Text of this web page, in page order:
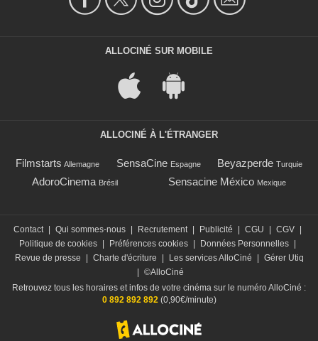
ALLOCINÉ SUR MOBILE
ALLOCINÉ À L'ÉTRANGER
Filmstarts Allemagne SensaCine Espagne Beyazperde Turquie
AdoroCinema Brésil Sensacine México Mexique
Contact Qui sommes-nous Recrutement Publicité CGU CGV
Politique de cookies
Préférences cookies Données Personnelles
Revue de presse
Charte d'écriture Les services AlloCiné
Gérer Utiq
©AlloCiné
Retrouvez tous les horaires et infos de votre cinéma sur le numéro AlloCiné :
0 892 892 892(0,90€/minute)